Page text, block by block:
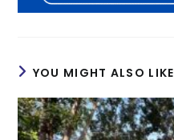
YOU MIGHT ALSO LIKE